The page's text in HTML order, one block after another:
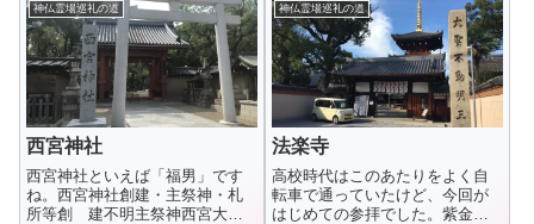
神仏霊場巡礼の道
西宮神社
西宮神社といえば「福男」です
ね。西宮神社創建・主祭神・札
所等創 建不明主祭神西宮大神
神仏霊場巡礼の道
法楽寺
高校時代はこのあたりをよく自
転車で通っていたけど、今回が
はじめての参拝でした。紫金山